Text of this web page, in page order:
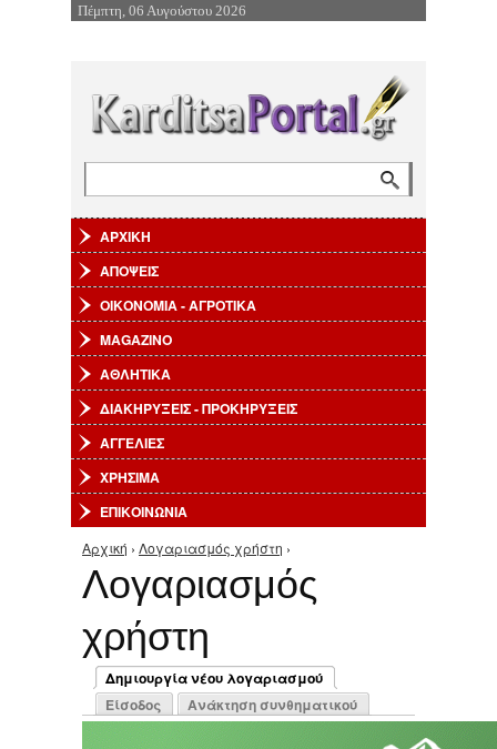
Επιστροφή στην Πλοήγηση
Πέμπτη, 06 Αυγούστου 2026
ΑΡΧΙΚΗ
ΑΠΟΨΕΙΣ
ΟΙΚΟΝΟΜΙΑ - ΑΓΡΟΤΙΚΑ
MAGAZINO
ΑΘΛΗΤΙΚΑ
ΔΙΑΚΗΡΥΞΕΙΣ - ΠΡΟΚΗΡΥΞΕΙΣ
ΑΓΓΕΛΙΕΣ
ΧΡΗΣΙΜΑ
ΕΠΙΚΟΙΝΩΝΙΑ
Είστε εδώ
Αρχική › Λογαριασμός χρήστη ›
Λογαριασμός
χρήστη
Πρωτεύουσες καρτέλες
Δημιουργία νέου λογαριασμού
(ενεργή καρτέλα)
Είσοδος Ανάκτηση συνθηματικού